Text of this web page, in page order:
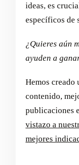
ideas, es
específicos de
¿Quieres aún
ayuden a
Hemos creado
contenido,
publicaciones
vistazo a
mejores